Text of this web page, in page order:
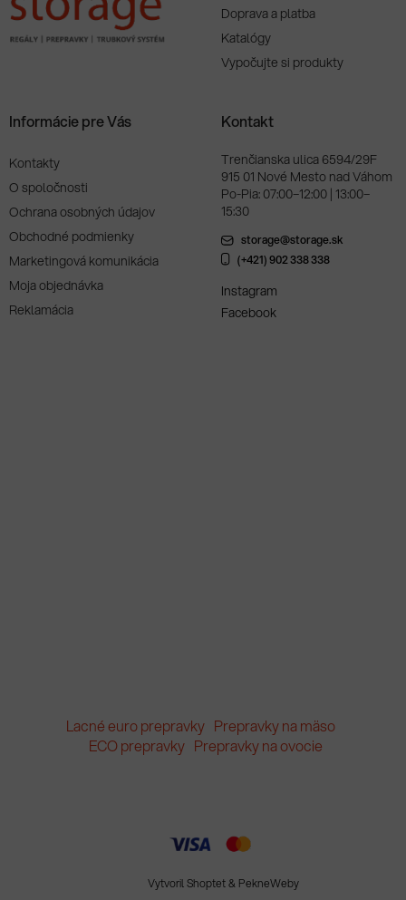
Doprava a platba
Katalógy
Vypočujte si produkty
Informácie pre Vás
Kontakty
O spoločnosti
Ochrana osobných údajov
Obchodné podmienky
Marketingová komunikácia
Moja objednávka
Reklamácia
Kontakt
Trenčianska ulica 6594/29F
915 01 Nové Mesto nad Váhom
Po-Pia: 07:00–12:00 | 13:00–
15:30
storage@storage.sk
(+421) 902 338 338
Instagram
Facebook
Lacné euro prepravky Prepravky na mäso
ECO prepravky Prepravky na ovocie
Vytvoril Shoptet& PekneWeby